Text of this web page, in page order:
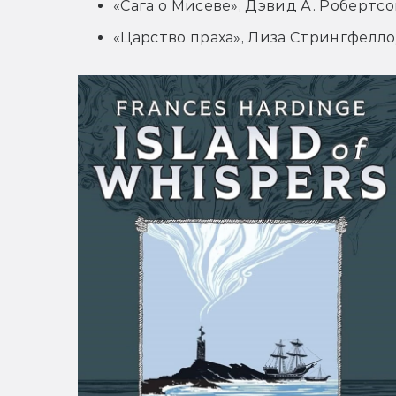
«Сага о Мисеве», Дэвид А.
«Царство праха», Лиза